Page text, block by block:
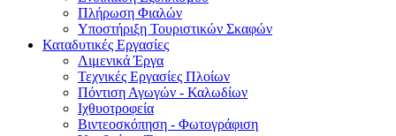
Πλήρωση Φιαλών
Υποστήριξη Τουριστικών Σκαφών
Καταδυτικές Εργασίες
Λιμενικά Έργα
Τεχνικές Εργασίες Πλοίων
Πόντιση Αγωγών - Καλωδίων
Ιχθυοτροφεία
Βιντεοσκόπηση - Φωτογράφιση